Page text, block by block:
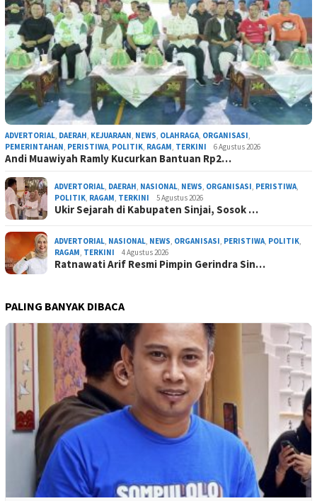
ADVERTORIAL, DAERAH, KEJUARAAN, NEWS, OLAHRAGA, ORGANISASI,
PEMERINTAHAN, PERISTIWA, POLITIK, RAGAM, TERKINI 6 Agustus 2026
Andi Muawiyah Ramly Kucurkan Bantuan Rp2…
ADVERTORIAL, DAERAH, NASIONAL, NEWS, ORGANISASI, PERISTIWA,
POLITIK, RAGAM, TERKINI 5 Agustus 2026
Ukir Sejarah di Kabupaten Sinjai, Sosok …
ADVERTORIAL, NASIONAL, NEWS, ORGANISASI, PERISTIWA, POLITIK,
RAGAM, TERKINI 4 Agustus 2026
Ratnawati Arif Resmi Pimpin Gerindra Sin…
PALING BANYAK DIBACA